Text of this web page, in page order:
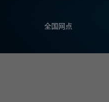
全国网点